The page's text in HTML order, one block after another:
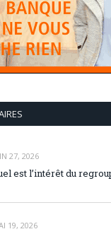
27, 2026
est l’intérêt du
19, 2026